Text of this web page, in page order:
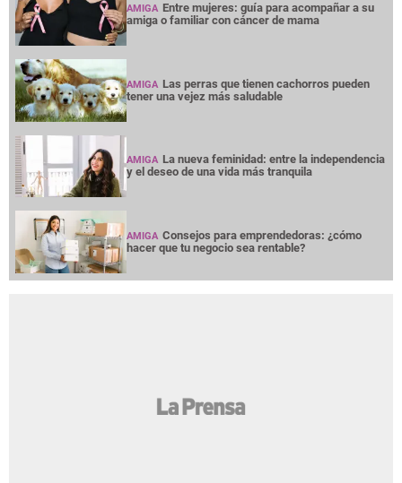
AMIGA Entre mujeres: guía para acompañar a su
amiga o familiar con cáncer de mama
AMIGA Las perras que tienen cachorros pueden
tener una vejez más saludable
AMIGA La nueva feminidad: entre la independencia
y el deseo de una vida más tranquila
AMIGA Consejos para emprendedoras: ¿cómo
hacer que tu negocio sea rentable?